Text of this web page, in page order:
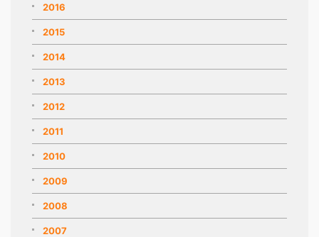
2016
2015
2014
2013
2012
2011
2010
2009
2008
2007